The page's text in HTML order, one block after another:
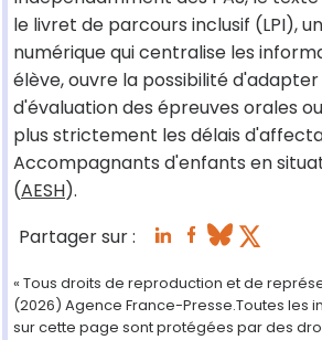
le livret de parcours inclusif (LPI),
numérique qui centralise les
élève, ouvre la possibilité
d'évaluation des épreuves orales
plus strictement les délais
Accompagnants d'enfants en
(AESH).
Partager sur :
« Tous droits de reproduction et de
(2026) Agence France-Presse.Toutes les
sur cette page sont protégées par des